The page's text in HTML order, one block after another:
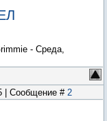
- Среда,
| Сообщение # 2